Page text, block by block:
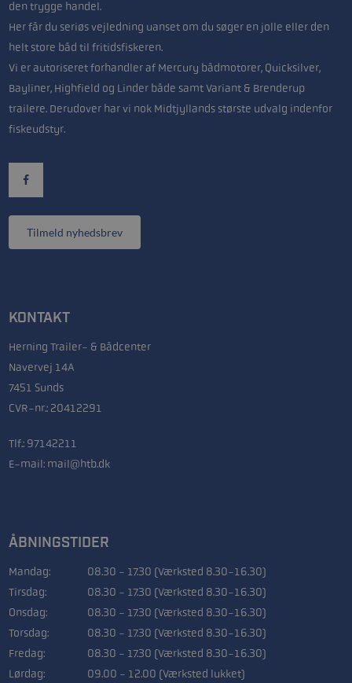
den trygge handel.
Her får du seriøs vejledning uanset om du søger en jolle eller den
helt store båd til fritidsfiskeren.
Vi er autoriseret forhandler af Mercury bådmotorer, Quicksilver,
Bayliner, Highfield og Linder både samt Variant & Brenderup
trailere. Derudover har vi nok Midtjyllands største udvalg indenfor
fiskeudstyr.
Tilmeld nyhedsbrev
KONTAKT
Herning Trailer- & Bådcenter
Navervej 14A
7451 Sunds
CVR-nr.: 20412291
Tlf.: 97142211
E-mail: mail@htb.dk
ÅBNINGSTIDER
Mandag:
08.30 - 17.30 (Værksted 8.30-16.30)
Tirsdag:
08.30 - 17.30 (Værksted 8.30-16.30)
Onsdag:
08.30 - 17.30 (Værksted 8.30-16.30)
Torsdag:
08.30 - 17.30 (Værksted 8.30-16.30)
Fredag:
08.30 - 17.30 (Værksted 8.30-16.30)
Lørdag:
09.00 - 12.00 (Værksted lukket)